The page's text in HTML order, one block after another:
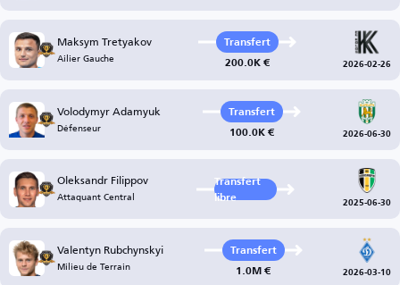
Maksym Tretyakov
Ailier Gauche
Transfert
200.0K €
2026-02-26
Volodymyr Adamyuk
Défenseur
Transfert
100.0K €
2026-06-30
Oleksandr Filippov
Attaquant Central
Transfert
libre
2025-06-30
Valentyn Rubchynskyi
Milieu de Terrain
Transfert
1.0M €
2026-03-10